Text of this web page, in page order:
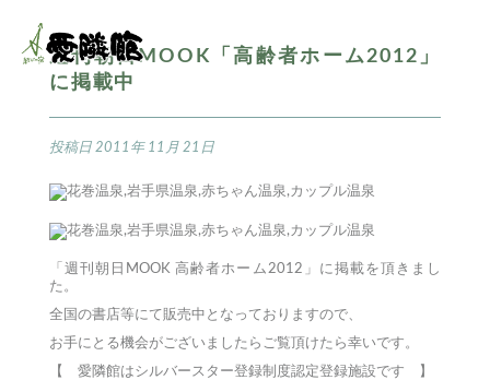
週刊朝日MOOK「高齢者ホーム2012」
に掲載中
投稿日 2011年 11月 21日
「週刊朝日MOOK 高齢者ホーム2012」に掲載を頂きまし
た。
全国の書店等にて販売中となっておりますので、
お手にとる機会がございましたらご覧頂けたら幸いです。
【 愛隣館はシルバースター登録制度認定登録施設です 】